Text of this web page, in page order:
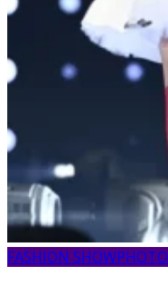
FASHION SHOWPHOTO